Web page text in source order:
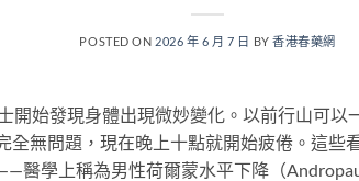
POSTED ON 2026 年 6 月 7 日 BY香港春藥網
開始發現身體出現微妙變化。以前行山可以
全無問題，現在晚上十點就開始疲倦。這些
醫學上稱為男性荷爾蒙水平下降（